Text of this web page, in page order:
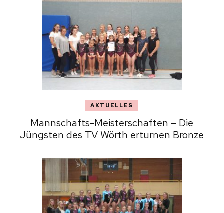
AKTUELLES
Mannschafts-Meisterschaften – Die
Jüngsten des TV Wörth erturnen Bronze